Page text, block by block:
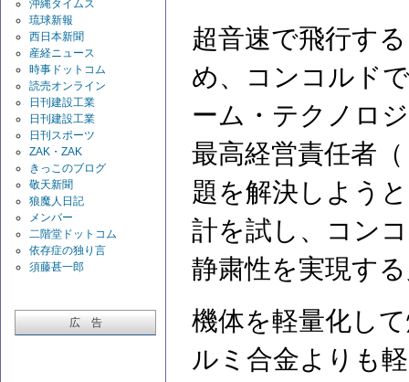
沖縄タイムス
琉球新報
西日本新聞
産経ニュース
時事ドットコム
読売オンライン
日刊建設工業
日刊建設工業
日刊スポーツ
ZAK・ZAK
きっこのブログ
敬天新聞
狼魔人日記
メンバー
二階堂ドットコム
依存症の独り言
須藤甚一郎
広 告
超音速で飛行す
め、コンコルド
ーム・テクノロ
最高経営責任者
題を解決しよう
計を試し、コン
静粛性を実現す
機体を軽量化し
ルミ合金よりも